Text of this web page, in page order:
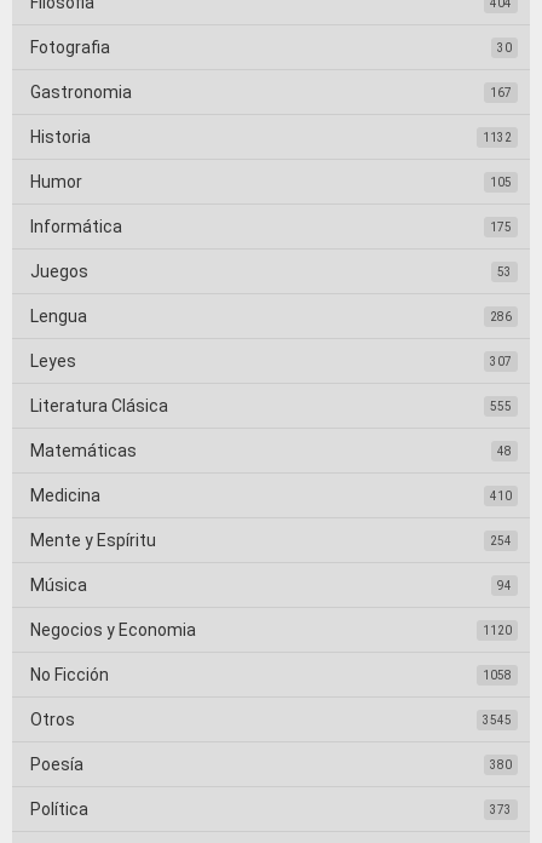
404
Fotografia 30
Gastronomia 167
Historia 1132
Humor 105
Informática 175
Juegos 53
Lengua 286
Leyes 307
Literatura Clásica 555
Matemáticas 48
Medicina 410
Mente y Espíritu 254
Música 94
Negocios y Economia 1120
No Ficción 1058
Otros 3545
Poesía 380
Política 373